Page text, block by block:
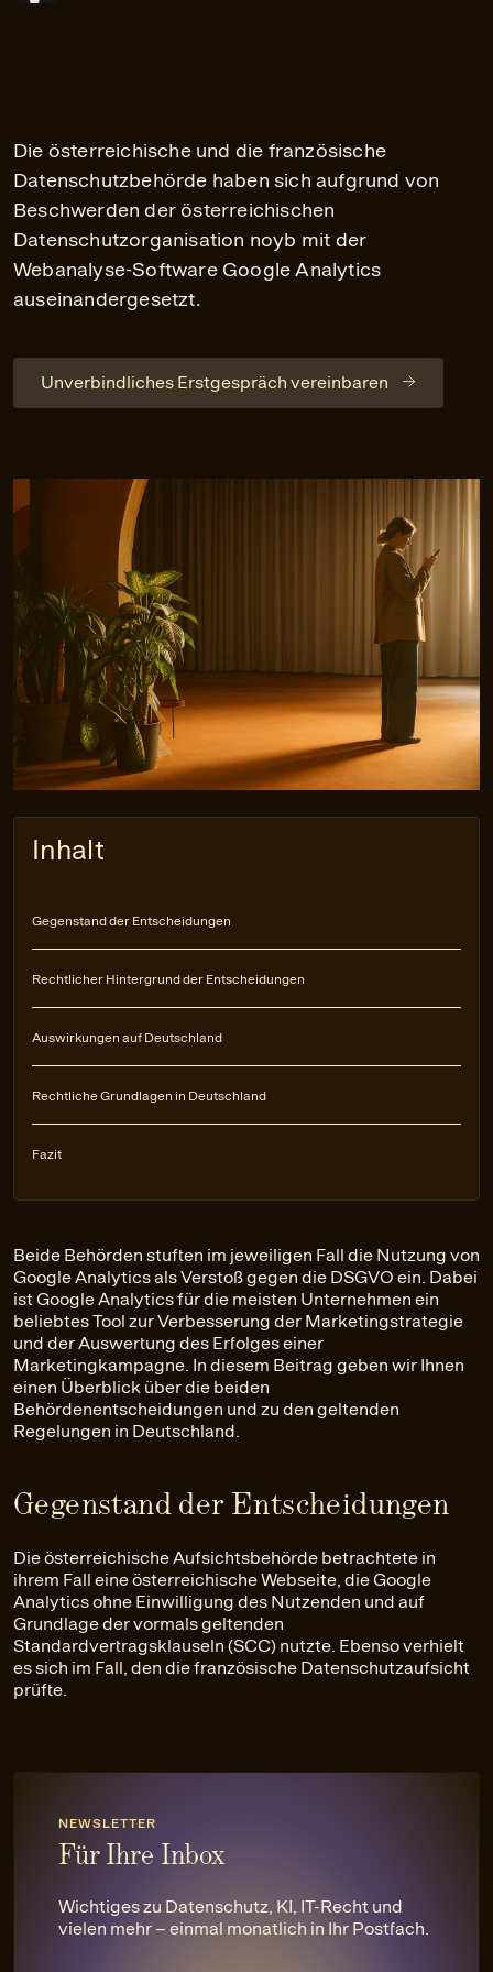
Die österreichische und die französische
Datenschutzbehörde haben sich aufgrund von
Beschwerden der österreichischen
Datenschutzorganisation noyb mit der
Webanalyse-Software Google Analytics
auseinandergesetzt.
Unverbindliches Erstgespräch vereinbaren
Inhalt
Gegenstand der Entscheidungen
Rechtlicher Hintergrund der Entscheidungen
Auswirkungen auf Deutschland
Rechtliche Grundlagen in Deutschland
Fazit
Beide Behörden stuften im jeweiligen Fall die Nutzung von
Google Analytics als Verstoß gegen die DSGVO ein. Dabei
ist Google Analytics für die meisten Unternehmen ein
beliebtes Tool zur Verbesserung der Marketingstrategie
und der Auswertung des Erfolges einer
Marketingkampagne. In diesem Beitrag geben wir Ihnen
einen Überblick über die beiden
Behördenentscheidungen und zu den geltenden
Regelungen in Deutschland.
Gegenstand der Entscheidungen
Die österreichische Aufsichtsbehörde betrachtete in
ihrem Fall eine österreichische Webseite, die Google
Analytics ohne Einwilligung des Nutzenden und auf
Grundlage der vormals geltenden
Standardvertragsklauseln (SCC) nutzte. Ebenso verhielt
es sich im Fall, den die französische Datenschutzaufsicht
prüfte.
NEWSLETTER
Für Ihre Inbox
Wichtiges zu Datenschutz, KI, IT-Recht und
vielen mehr – einmal monatlich in Ihr Postfach.